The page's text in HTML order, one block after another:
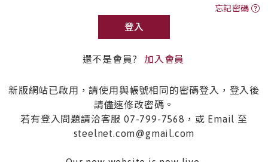
忘記密碼
登入
還不是會員? 加入會員
新版網站已啟用，請使用與帳號相同的密碼登入，登入後
請儘速修改密碼。
若有登入問題請洽客服 07-799-7568，或 Email 至
steelnet.com@gmail.com